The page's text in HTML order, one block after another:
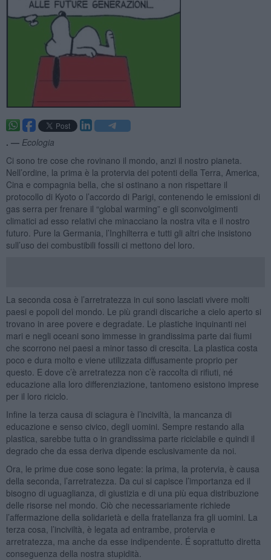
. — Ecologia
Ci sono tre cose che rovinano il mondo, anzi il nostro pianeta.
Nell’ordine, la prima è la protervia dei potenti della Terra, America,
Cina e compagnia bella, che si ostinano a non rispettare il
protocollo di Kyoto o l’accordo di Parigi, contenendo le emissioni di
gas serra per frenare il “global warming” e gli sconvolgimenti
climatici ad esso relativi che minacciano la nostra vita e il nostro
futuro. Pure la Germania, l’Inghilterra e tutti gli altri che insistono
sull’uso dei combustibili fossili ci mettono del loro.
La seconda cosa è l’arretratezza in cui sono lasciati vivere molti
paesi e popoli del mondo. Le più grandi discariche a cielo aperto si
trovano in aree povere e degradate. Le plastiche inquinanti nei
mari e negli oceani sono immesse in grandissima parte dai fiumi
che scorrono nei paesi a minor tasso di crescita. La plastica costa
poco e dura molto e viene utilizzata diffusamente proprio per
questo. E dove c’è arretratezza non c’è raccolta di rifiuti, né
educazione alla loro differenziazione, tantomeno esistono imprese
per il loro riciclo.
Infine la terza causa di sciagura è l’inciviltà, la mancanza di
educazione e senso civico, degli uomini. Sempre restando alla
plastica, sarebbe tutta o in grandissima parte riciclabile e quindi il
degrado che da essa deriva dipende esclusivamente da noi.
Ora, le prime due cose sono legate: la prima, la protervia, è causa
della seconda, l’arretratezza. Da cui si capisce l’importanza ed il
bisogno di uguaglianza, di giustizia e di una più equa distribuzione
delle risorse nel mondo. Ciò che necessariamente richiede
l’affermazione della solidarietà e della fratellanza fra gli uomini. La
terza cosa, l’inciviltà, è legata ad entrambe, protervia e
arretratezza, ma anche da esse indipendente. É soprattutto diretta
conseguenza della nostra stupidità.